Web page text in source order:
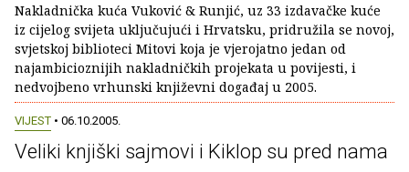
Nakladnička kuća Vuković & Runjić, uz 33 izdavačke kuće
iz cijelog svijeta uključujući i Hrvatsku, pridružila se novoj,
svjetskoj biblioteci Mitovi koja je vjerojatno jedan od
najambicioznijih nakladničkih projekata u povijesti, i
nedvojbeno vrhunski književni događaj u 2005.
VIJEST • 06.10.2005.
Veliki knjiški sajmovi i Kiklop su pred nama